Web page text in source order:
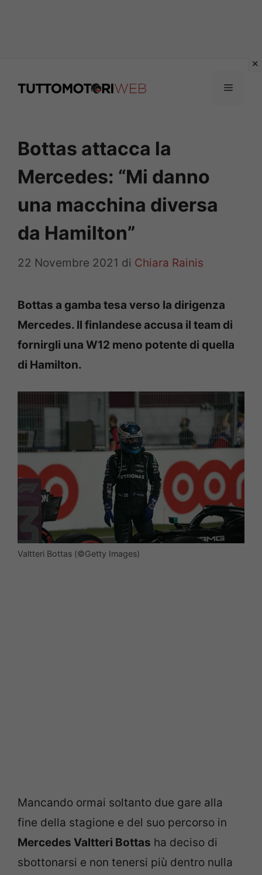
Menu
Bottas attacca la
Mercedes: “Mi danno
una macchina diversa
da Hamilton”
22 Novembre 2021 di Chiara Rainis
Bottas a gamba tesa verso la dirigenza
Mercedes. Il finlandese accusa il team di
fornirgli una W12 meno potente di quella
di Hamilton.
Valtteri Bottas (©Getty Images)
Mancando ormai soltanto due gare alla
fine della stagione e del suo percorso in
Mercedes Valtteri Bottas ha deciso di
sbottonarsi e non tenersi più dentro nulla